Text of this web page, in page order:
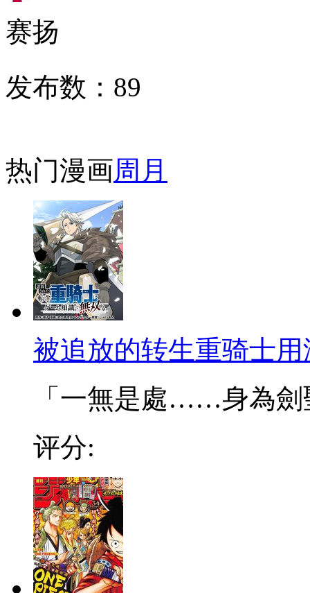
赛扬
发布数： 89
热门漫画周 月
被追放的转生重骑士
「一無是處……身為劍
评分: